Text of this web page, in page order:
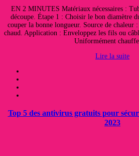
EN 2 MINUTES Matériaux nécessaires :
découpe. Étape 1 : Choisir le bon diamètre
couper la bonne longueur. Source de chaleur
chaud. Application : Enveloppez les fils ou
Uniformément
Lire la suite
Top 5 des antivirus gratuits pour
2023